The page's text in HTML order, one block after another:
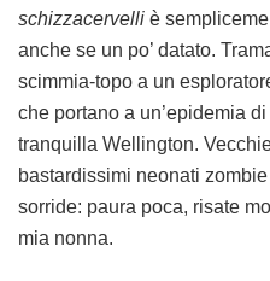
schizzacervelli è
anche se un po’ datato.
scimmia-topo a un
che portano a un’epidemia
tranquilla Wellington.
bastardissimi neonati
sorride: paura poca, risate
mia nonna.